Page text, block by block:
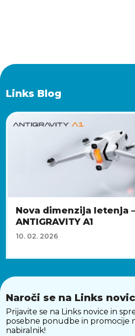
Links Blog
Nova dimenzija letenja –
ANTIGRAVITY A1
10. 02. 2026
Naroči se na Links
Prijavite se na Links novice in
posebne ponudbe in promocije
nabiralnik!